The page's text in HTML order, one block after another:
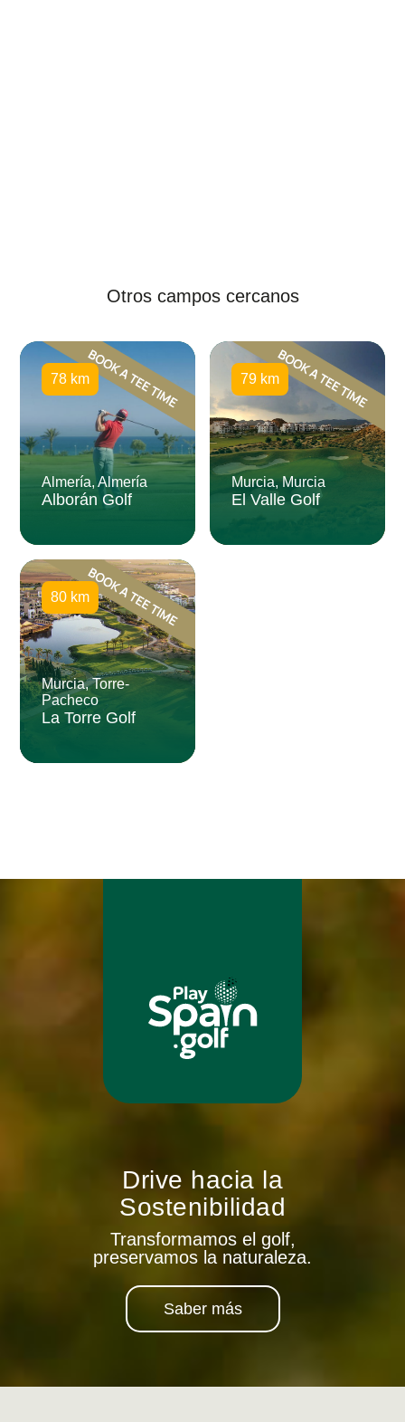
Otros campos cercanos
78 km
Almería, Almería
Alborán Golf
79 km
Murcia, Murcia
El Valle Golf
80 km
Murcia, Torre-
Pacheco
La Torre Golf
Drive hacia la
Sostenibilidad
Transformamos el golf,
preservamos la naturaleza.
Saber más